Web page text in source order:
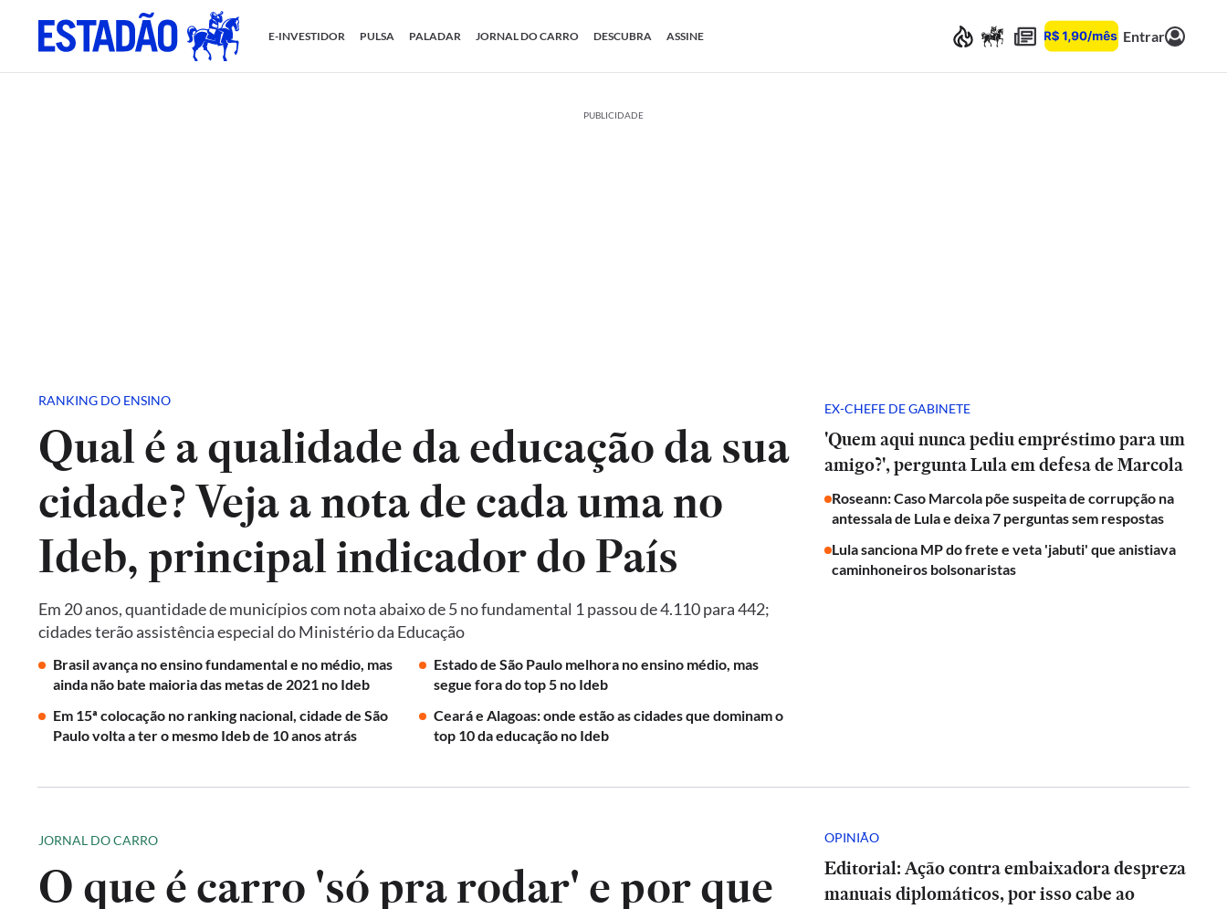
E-INVESTIDOR PULSA PALADAR JORNAL DO CARRO DESCUBRA ASSINE Entrar
PUBLICIDADE
RANKING DO ENSINO
Qual é a qualidade da educação da sua
cidade? Veja a nota de cada uma no
Ideb, principal indicador do País
Em 20 anos, quantidade de municípios com nota abaixo de 5 no fundamental 1 passou de 4.110 para 442;
cidades terão assistência especial do Ministério da Educação
Brasil avança no ensino fundamental e no médio, mas
ainda não bate maioria das metas de 2021 no Ideb
Estado de São Paulo melhora no ensino médio, mas
segue fora do top 5 no Ideb
Em 15ª colocação no ranking nacional, cidade de São
Paulo volta a ter o mesmo Ideb de 10 anos atrás
Ceará e Alagoas: onde estão as cidades que dominam o
top 10 da educação no Ideb
EX-CHEFE DE GABINETE
'Quem aqui nunca pediu empréstimo para um
amigo?', pergunta Lula em defesa de Marcola
Roseann: Caso Marcola põe suspeita de corrupção na
antessala de Lula e deixa 7 perguntas sem respostas
Lula sanciona MP do frete e veta 'jabuti' que anistiava
caminhoneiros bolsonaristas
JORNAL DO CARRO
O que é carro 'só pra rodar' e por que
OPINIÃO
Editorial: Ação contra embaixadora despreza
manuais diplomáticos, por isso cabe ao